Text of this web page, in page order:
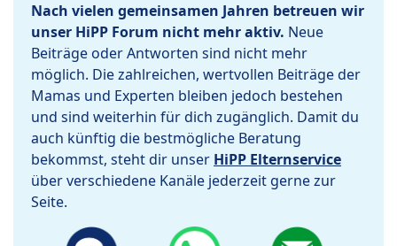
Nach vielen gemeinsamen Jahren betreuen wir
unser HiPP Forum nicht mehr aktiv. Neue
Beiträge oder Antworten sind nicht mehr
möglich. Die zahlreichen, wertvollen Beiträge der
Mamas und Experten bleiben jedoch bestehen
und sind weiterhin für dich zugänglich. Damit du
auch künftig die bestmögliche Beratung
bekommst, steht dir unser HiPP Elternservice
über verschiedene Kanäle jederzeit gerne zur
Seite.